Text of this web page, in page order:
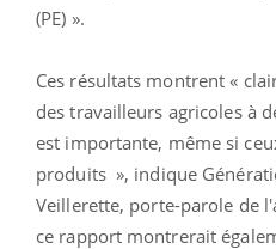
(PE) ».
Ces résultats montrent «
des travailleurs agricoles à
est importante, même si
produits », indique
Veillerette, porte-parole de
ce rapport montrerait